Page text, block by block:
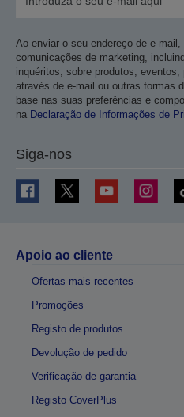
Ao enviar o seu endereço de e-
comunicações de marketing,
inquéritos, sobre produtos,
através de e-mail ou outras formas
base nas suas preferências e
na Declaração de Informações de
Siga-nos
Apoio ao cliente
Ofertas mais recentes
Promoções
Registo de produtos
Devolução de pedido
Verificação de garantia
Registo CoverPlus